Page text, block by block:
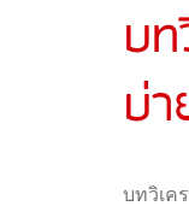
บ
บ่า
บทวิเค